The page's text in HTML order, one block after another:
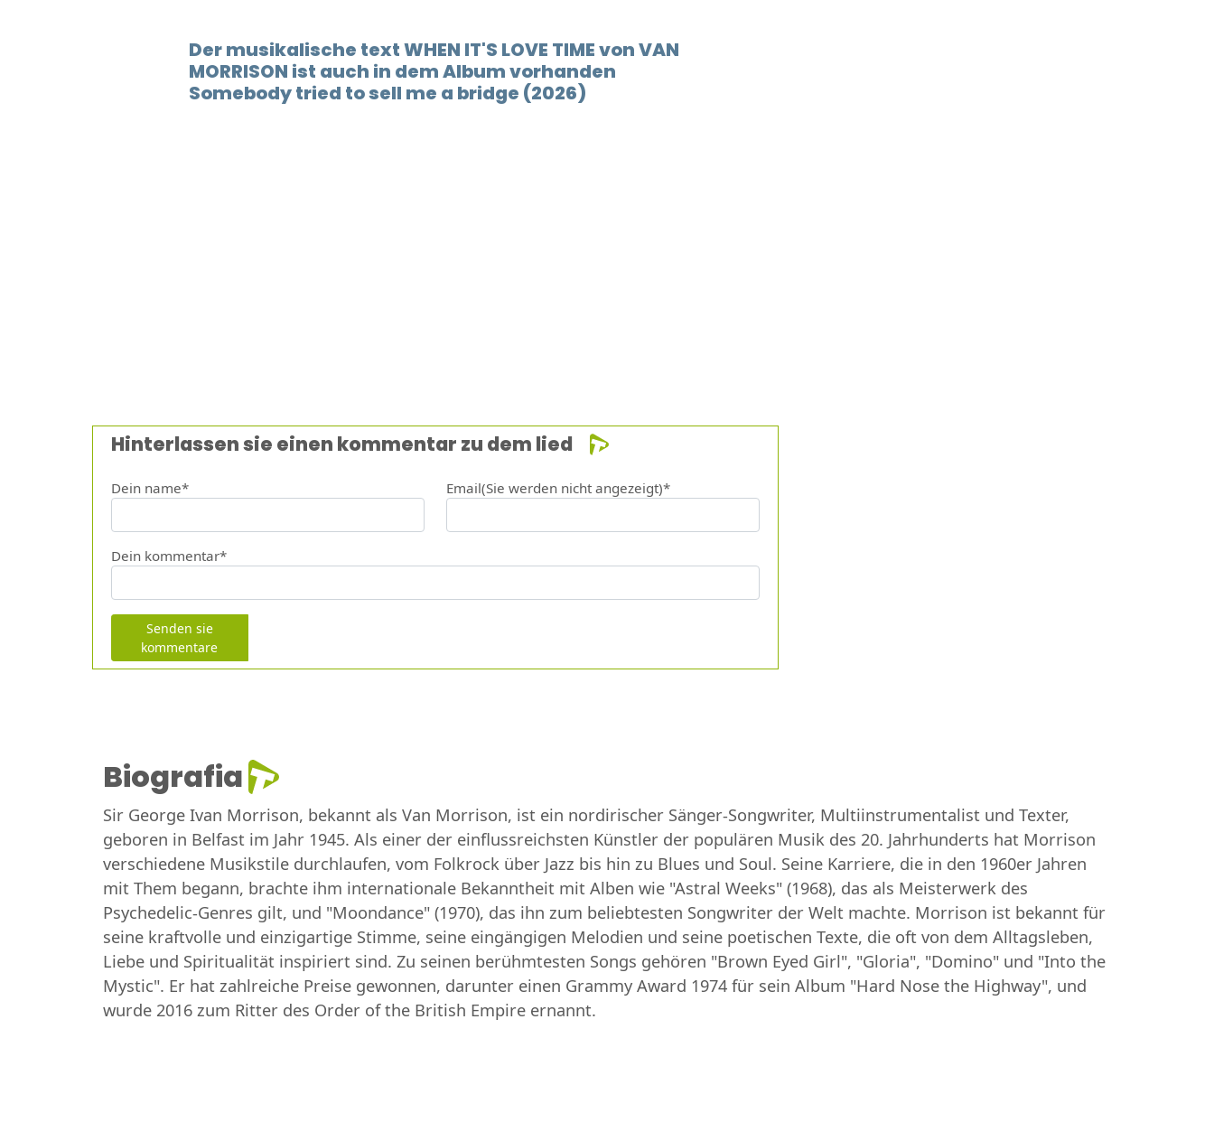
Der musikalische text WHEN IT'S LOVE TIME von VAN
MORRISON ist auch in dem Album vorhanden
Somebody tried to sell me a bridge (2026)
Hinterlassen sie einen kommentar zu dem lied
Dein name* Email(Sie werden nicht angezeigt)*
Dein kommentar*
Senden sie
kommentare
Biografia
Sir George Ivan Morrison, bekannt als Van Morrison, ist ein nordirischer Sänger-Songwriter, Multiinstrumentalist und Texter,
geboren in Belfast im Jahr 1945. Als einer der einflussreichsten Künstler der populären Musik des 20. Jahrhunderts hat Morrison
verschiedene Musikstile durchlaufen, vom Folkrock über Jazz bis hin zu Blues und Soul. Seine Karriere, die in den 1960er Jahren
mit Them begann, brachte ihm internationale Bekanntheit mit Alben wie "Astral Weeks" (1968), das als Meisterwerk des
Psychedelic-Genres gilt, und "Moondance" (1970), das ihn zum beliebtesten Songwriter der Welt machte. Morrison ist bekannt für
seine kraftvolle und einzigartige Stimme, seine eingängigen Melodien und seine poetischen Texte, die oft von dem Alltagsleben,
Liebe und Spiritualität inspiriert sind. Zu seinen berühmtesten Songs gehören "Brown Eyed Girl", "Gloria", "Domino" und "Into the
Mystic". Er hat zahlreiche Preise gewonnen, darunter einen Grammy Award 1974 für sein Album "Hard Nose the Highway", und
wurde 2016 zum Ritter des Order of the British Empire ernannt.